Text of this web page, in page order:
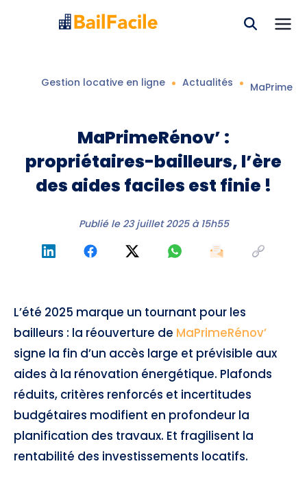
Gestion locative en ligne Actualités
MaPrimeRénov’ :
propriétaires-bailleurs, l’ère
des aides faciles est finie !
Publié le 23 juillet 2025 à 15h55
L’été 2025 marque un tournant pour les
bailleurs : la réouverture de MaPrimeRénov’
signe la fin d’un accès large et prévisible aux
aides à la rénovation énergétique. Plafonds
réduits, critères renforcés et incertitudes
budgétaires modifient en profondeur la
planification des travaux. Et fragilisent la
rentabilité des investissements locatifs.